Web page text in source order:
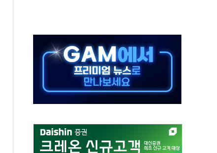
지며 상승… STOXX 600 지수는 나흘 연속 최고치